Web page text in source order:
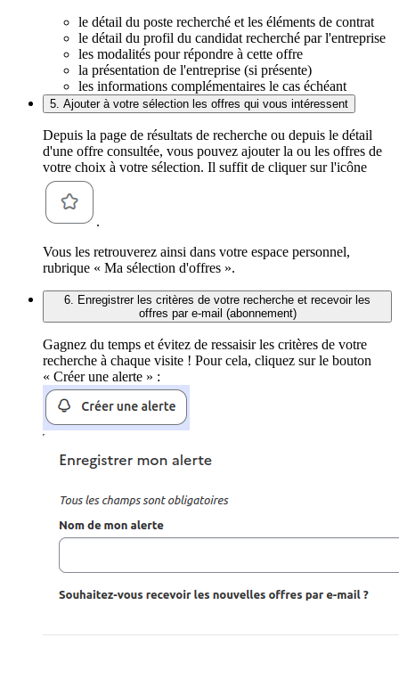
le détail du poste recherché et les éléments de contrat
le détail du profil du candidat recherché par l'entreprise
les modalités pour répondre à cette offre
la présentation de l'entreprise (si présente)
les informations complémentaires le cas échéant
5. Ajouter à votre sélection les offres qui vous intéressent
Depuis la page de résultats de recherche ou depuis le détail
d'une offre consultée, vous pouvez ajouter la ou les offres de
votre choix à votre sélection. Il suffit de cliquer sur l'icône
.
Vous les retrouverez ainsi dans votre espace personnel,
rubrique « Ma sélection d'offres ».
6. Enregistrer les critères de votre recherche et recevoir les
offres par e-mail (abonnement)
Gagnez du temps et évitez de ressaisir les critères de votre
recherche à chaque visite ! Pour cela, cliquez sur le bouton
« Créer une alerte » :